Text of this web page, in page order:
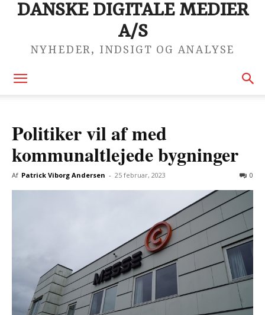
DANSKE DIGITALE MEDIER
A/S
NYHEDER, INDSIGT OG ANALYSE
Politiker vil af med
kommunaltlejede bygninger
Af Patrick Viborg Andersen - 25 februar, 2023 0